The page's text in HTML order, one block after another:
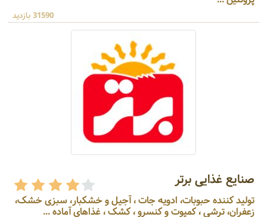
31590 بازدید
صنایع غذایی برتر
تولید کننده حبوبات، ادویه جات ، آجیل و خشکبار، سبزی خشک،
زعفران، ترشی ، کمپوت و کنسرو ، کشک ، غذاهای آماده ...